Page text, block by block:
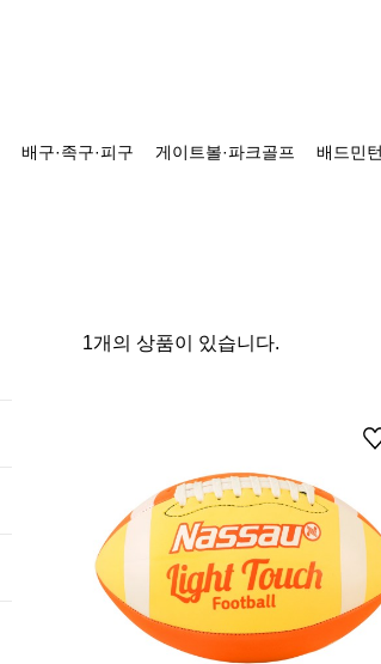
배구·족구·피구 게이트볼·파크골프 배드민
1개의 상품이 있습니다.